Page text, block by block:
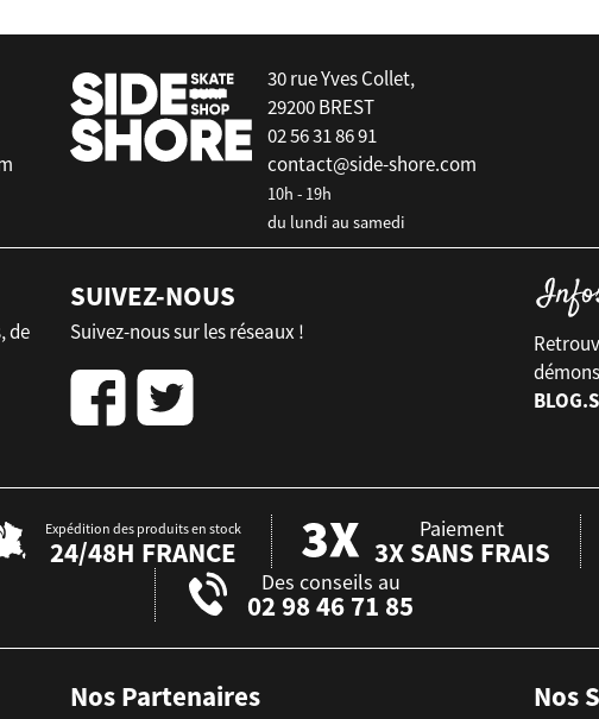
30 rue Yves Collet,
29200 BREST
02 56 31 86 91
contact@side-shore.com
10h - 19h
du lundi au samedi
de
SUIVEZ-NOUS
Suivez-nous sur les réseaux !
Expédition des produits en stock
24/48H FRANCE
Paiement
3X SANS FRAIS
Des conseils au
02 98 46 71 85
Nos Partenaires Nos